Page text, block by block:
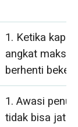
1. Ketika
angkat
berhenti
1. Awasi
tidak bisa